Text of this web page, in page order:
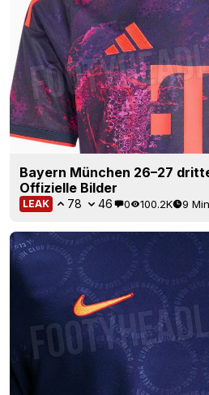
Bayern München 26–27
Offizielle Bilder
LEAK 78 46 0 100.2K 9